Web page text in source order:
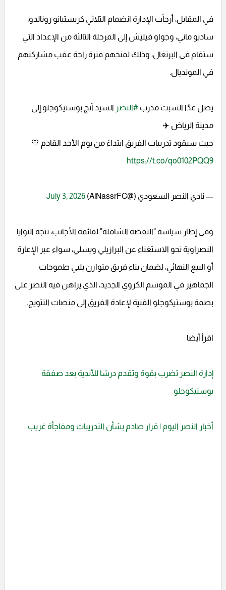
في المقابل، أرجأت الإدارة انضمام الثلاثي كريستيانو رونالدو،
ساديو ماني، وجواو فيليش إلى المرحلة الثالثة من الإعداد التي
ستقام في البرتغال، وذلك لمنحهم فترة راحة عقب مشاركتهم
في المونديال.
يصل غدًا السبت مدرب #النصر السيد آنج بوستيكوجلو إلى
مدينة الرياض ✈️
حيث سيقود تدريبات الفريق ابتداءً من يوم الأحد القادم 💛
https://t.co/qo0102PQQ9
— نادي النصر السعودي (@AlNassrFC) July 3, 2026
وفي إطار سياسة "النفضة الشاملة" لقائمة الأجانب، تتجه النوايا
النصراوية نحو الاستغناء عن البرازيلي ويسلي، سواء عبر الإعارة
أو البيع النهائي، لضمان بناء فريق متوازن يلبي طموحات
الجماهير في الموسم الكروي الجديد، الذي يراهن فيه النصر على
بصمة بوستيكوجلو الفنية لإعادة الفريق إلى منصات التتويج.
اقرأ أيضا
إدارة النصر تضرب بقوة وتقدم درسًا للأندية بعد صفقة
بوستيكوجلو
أخبار النصر اليوم | قرار صادم بشأن التدريبات ومفاجأة غريب